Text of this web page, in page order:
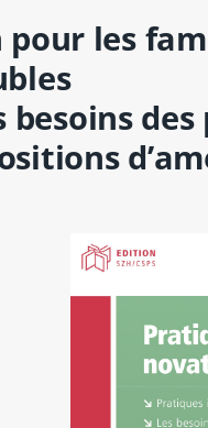
pour les
des